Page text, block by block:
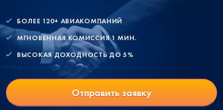
БОЛЕЕ 120+ АВИАКОМПАНИЙ
МГНОВЕННАЯ КОМИССИЯ 1 МИН.
ВЫСОКАЯ ДОХОДНОСТЬ ДО 5%
Отправить заявку